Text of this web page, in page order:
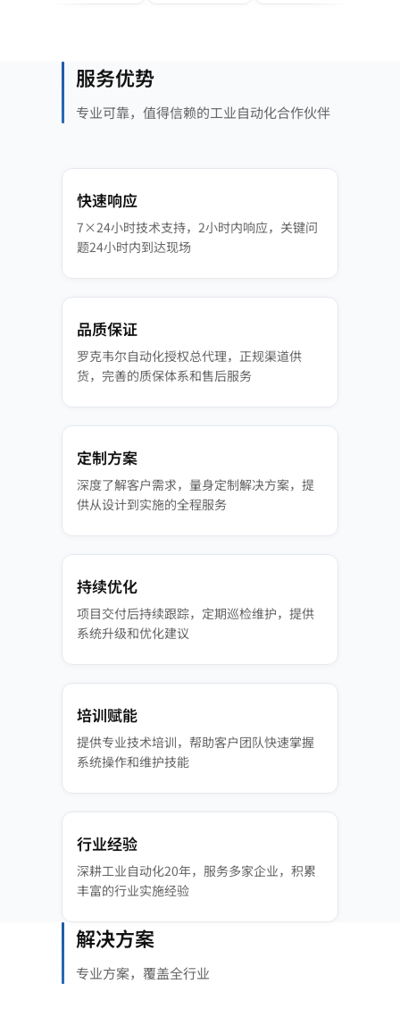
服务优势
专业可靠，值得信赖的工业自动化合作伙伴
快速响应
7×24小时技术支持，2小时内响应，关键问
题24小时内到达现场
品质保证
罗克韦尔自动化授权总代理，正规渠道供
货，完善的质保体系和售后服务
定制方案
深度了解客户需求，量身定制解决方案，提
供从设计到实施的全程服务
持续优化
项目交付后持续跟踪，定期巡检维护，提供
系统升级和优化建议
培训赋能
提供专业技术培训，帮助客户团队快速掌握
系统操作和维护技能
行业经验
深耕工业自动化20年，服务多家企业，积累
丰富的行业实施经验
解决方案
专业方案，覆盖全行业